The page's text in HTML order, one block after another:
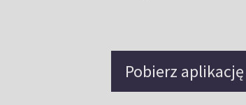
Pobierz aplikację